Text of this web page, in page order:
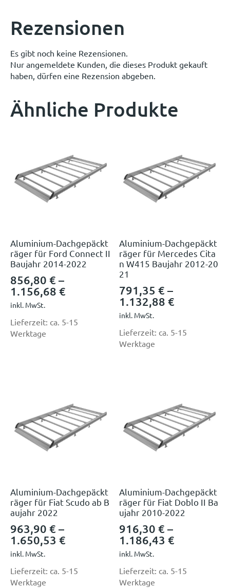
Rezensionen
Es gibt noch keine Rezensionen.
Nur angemeldete Kunden, die dieses Produkt gekauft
haben, dürfen eine Rezension abgeben.
Ähnliche Produkte
Aluminium-Dachgepäckt
räger für Ford Connect II
Baujahr 2014-2022
856,80 € –
1.156,68 €
inkl. MwSt.
Lieferzeit: ca. 5-15
Werktage
Aluminium-Dachgepäckt
räger für Mercedes Cita
n W415 Baujahr 2012-20
21
791,35€ –
1.132,88€
inkl. MwSt.
Lieferzeit: ca. 5-15
Werktage
Aluminium-Dachgepäckt
räger für Fiat Scudo ab B
aujahr 2022
963,90 € –
1.650,53 €
inkl. MwSt.
Lieferzeit: ca. 5-15
Werktage
Aluminium-Dachgepäckt
räger für Fiat Doblo II Ba
ujahr 2010-2022
916,30€ –
1.186,43€
inkl. MwSt.
Lieferzeit: ca. 5-15
Werktage